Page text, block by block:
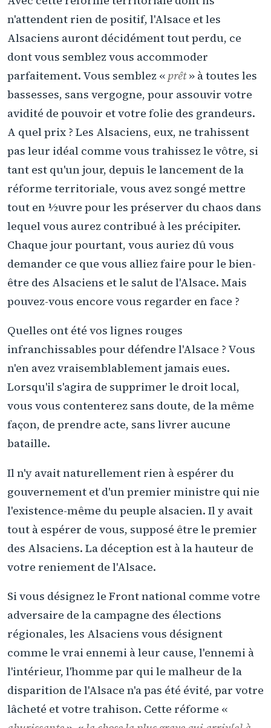
n'attendent rien de positif, l'Alsace et les
Alsaciens auront décidément tout perdu, ce
dont vous semblez vous accommoder
parfaitement. Vous semblez « prêt» à toutes les
bassesses, sans vergogne, pour assouvir votre
avidité de pouvoir et votre folie des grandeurs.
A quel prix ? Les Alsaciens, eux, ne trahissent
pas leur idéal comme vous trahissez le vôtre, si
tant est qu'un jour, depuis le lancement de la
réforme territoriale, vous avez songé mettre
tout en ½uvre pour les préserver du chaos dans
lequel vous aurez contribué à les précipiter.
Chaque jour pourtant, vous auriez dû vous
demander ce que vous alliez faire pour le bien-
être des Alsaciens et le salut de l'Alsace. Mais
pouvez-vous encore vous regarder en face ?
Quelles ont été vos lignes rouges
infranchissables pour défendre l'Alsace ? Vous
n'en avez vraisemblablement jamais eues.
Lorsqu'il s'agira de supprimer le droit local,
vous vous contenterez sans doute, de la même
façon, de prendre acte, sans livrer aucune
bataille.
Il n'y avait naturellement rien à espérer du
gouvernement et d'un premier ministre qui nie
l'existence-même du peuple alsacien. Il y avait
tout à espérer de vous, supposé être le premier
des Alsaciens. La déception est à la hauteur de
votre reniement de l'Alsace.
Si vous désignez le Front national comme votre
adversaire de la campagne des élections
régionales, les Alsaciens vous désignent
comme le vrai ennemi à leur cause, l'ennemi à
l'intérieur, l'homme par qui le malheur de la
disparition de l'Alsace n'a pas été évité, par votre
lâcheté et votre trahison. Cette réforme «